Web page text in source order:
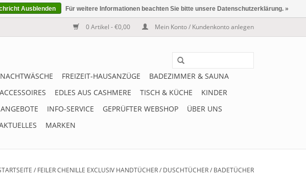
0 Artikel - €0,00 Mein Konto / Kundenkonto anlegen
FREIZEIT-HAUSANZÜGE
BADEZIMMER & SAUNA
EDLES AUS CASHMERE TISCH & KÜCHE
KINDER
ANGEBOTE INFO-SERVICE GEPRÜFTER WEBSHOP
ÜBER UNS
MARKEN
/ FEILER CHENILLE EXCLUSIV HANDTÜCHER / DUSCHTÜCHER / BADETÜCHER
Ausblenden Für weitere Informationen beachten Sie bitte unsere Datenschutzerklärung. »